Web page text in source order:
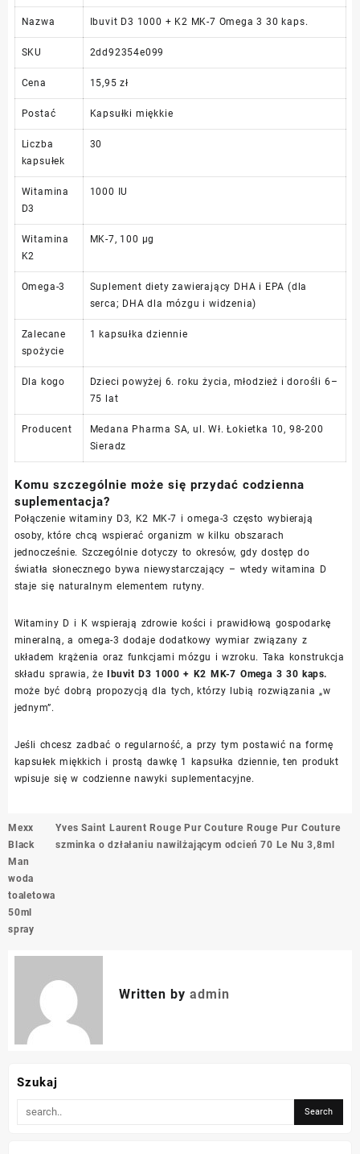
Nazwa Ibuvit D3 1000 + K2 MK-7 Omega 3 30 kaps.
SKU 2dd92354e099
Cena 15,95 zł
Postać Kapsułki miękkie
Liczba
kapsułek
30
Witamina
D3
1000 IU
Witamina
K2
MK-7, 100 µg
Omega-3
Suplement diety zawierający DHA i EPA (dla
serca; DHA dla mózgu i widzenia)
Zalecane
spożycie
1 kapsułka dziennie
Dla kogo
Dzieci powyżej 6. roku życia, młodzież i dorośli 6–
75 lat
Producent
Medana Pharma SA, ul. Wł. Łokietka 10, 98-200
Sieradz
Komu szczególnie może się przydać codzienna
suplementacja?
Połączenie witaminy D3, K2 MK-7 i omega-3 często wybierają
osoby, które chcą wspierać organizm w kilku obszarach
jednocześnie. Szczególnie dotyczy to okresów, gdy dostęp do
światła słonecznego bywa niewystarczający – wtedy witamina D
staje się naturalnym elementem rutyny.
Witaminy D i K wspierają zdrowie kości i prawidłową gospodarkę
mineralną, a omega-3 dodaje dodatkowy wymiar związany z
układem krążenia oraz funkcjami mózgu i wzroku. Taka konstrukcja
składu sprawia, żeIbuvit D3 1000 + K2 MK-7 Omega 3 30 kaps.
może być dobrą propozycją dla tych, którzy lubią rozwiązania „w
jednym”.
Jeśli chcesz zadbać o regularność, a przy tym postawić na formę
kapsułek miękkich i prostą dawkę 1 kapsułka dziennie, ten produkt
wpisuje się w codzienne nawyki suplementacyjne.
Nawigacja
wpisu
Mexx
Black
Man
woda
toaletowa
50ml
spray
Yves Saint Laurent Rouge Pur Couture Rouge Pur Couture
szminka o dzłałaniu nawilżającym odcień 70 Le Nu 3,8ml
Written by admin
Szukaj